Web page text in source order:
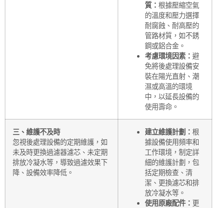
質： 根據壓縮空氣
的溫度和壓力選擇
耐腐蝕、耐高壓的
管路材質，如不銹
鋼或鋁合金。
考慮環境因素： 避
免將後處理設備安
裝在陽光直射、潮
濕或高溫的環境
中，以延長設備的
使用壽命。
三、維護不及時
忽視後處理設備的定期維護，如
未及時更換過濾器濾芯、未定期
排放冷凝水等，導致過濾效果下
降、設備效率降低。
建立維護計劃： 根
據設備使用頻率和
工作環境，制定詳
細的維護計劃，包
括定期檢查、清
潔、更換濾芯和排
放冷凝水等。
使用原廠配件： 更